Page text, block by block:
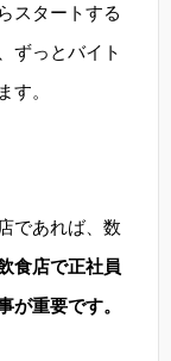
スタートする
ずっとバイト
す。
であれば、数
食店で正社員
が重要です。